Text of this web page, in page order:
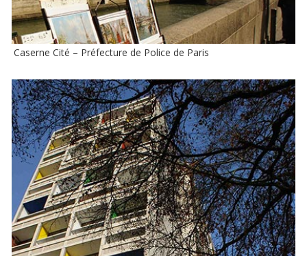
Caserne Cité – Préfecture de Police de Paris